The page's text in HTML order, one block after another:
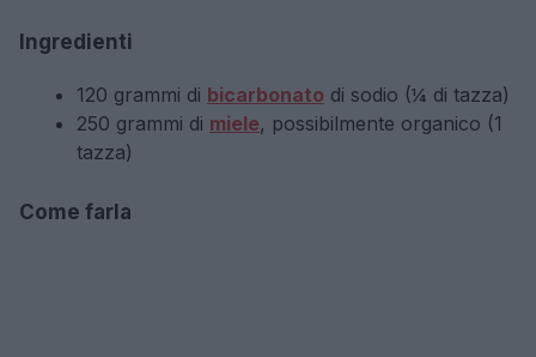
Ingredienti
120 grammi di bicarbonato di sodio (¼ di tazza)
250 grammi di miele, possibilmente organico (1
tazza)
Come farla